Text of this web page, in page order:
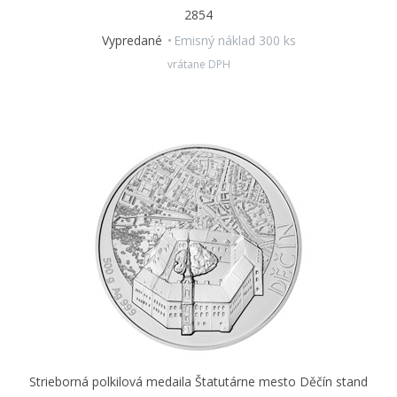
2854
Vypredané
Emisný náklad 300 ks
vrátane DPH
Strieborná polkilová medaila Štatutárne mesto Děčín stand